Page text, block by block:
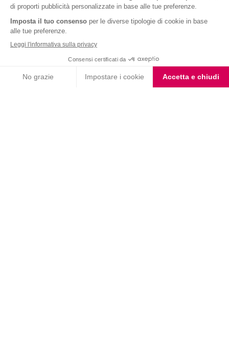
Letta l'informativa privacy, acconsento all'iscrizione alla newsletter